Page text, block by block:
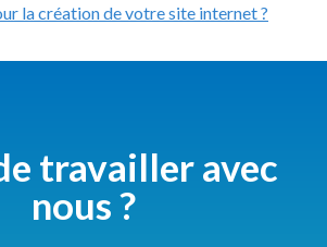
la création de votre site internet ?
travailler avec
nous ?